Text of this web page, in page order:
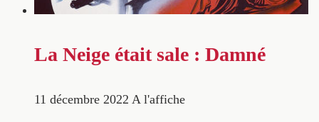
La Neige était sale : Damné
11 décembre 2022 A l'affiche